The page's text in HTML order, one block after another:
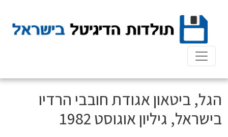
content
הגל, ביטאון אגודת חובבי הרדיו
בישראל, גיליון אוגוסט 1982